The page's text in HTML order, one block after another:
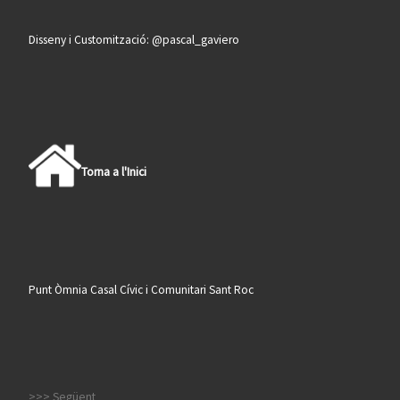
Disseny i Customització: @pascal_gaviero
Torna a l'Inici
Punt Òmnia Casal Cívic i Comunitari Sant Roc